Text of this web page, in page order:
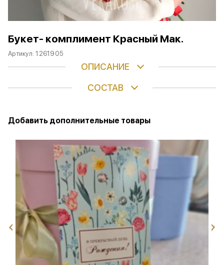
Букет- комплимент Красный Мак.
Артикул:1261905
ОПИСАНИЕ
СОСТАВ
Добавить дополнительные товары